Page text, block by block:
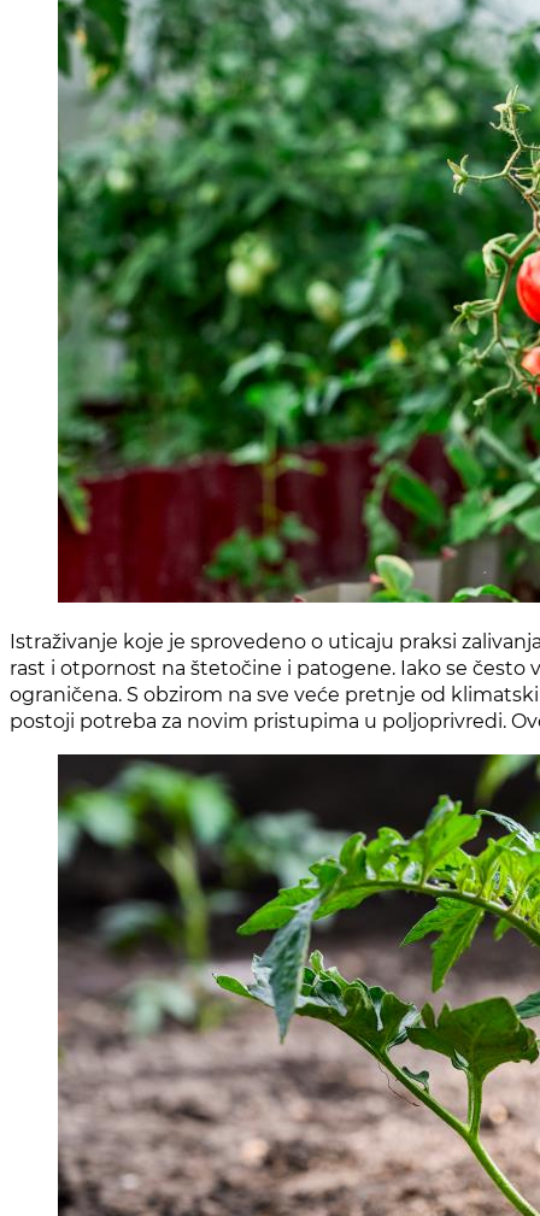
Istraživanje koje je sprovedeno o uticaju praksi
rast i otpornost na štetočine i patogene. Iako se
ograničena. S obzirom na sve veće pretnje od
postoji potreba za novim pristupima u poljoprivredi.